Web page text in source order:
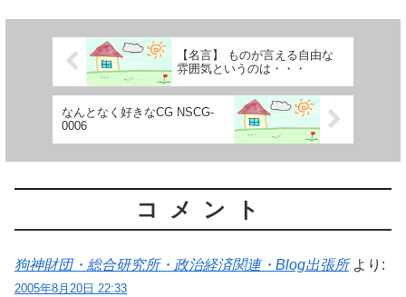
【名言】 ものが言える自由な
雰囲気というのは・・・
なんとなく好きなCG NSCG-
0006
コメント
狗神財団・総合研究所・政治経済関連・Blog出張所 より:
2005年8月20日 22:33